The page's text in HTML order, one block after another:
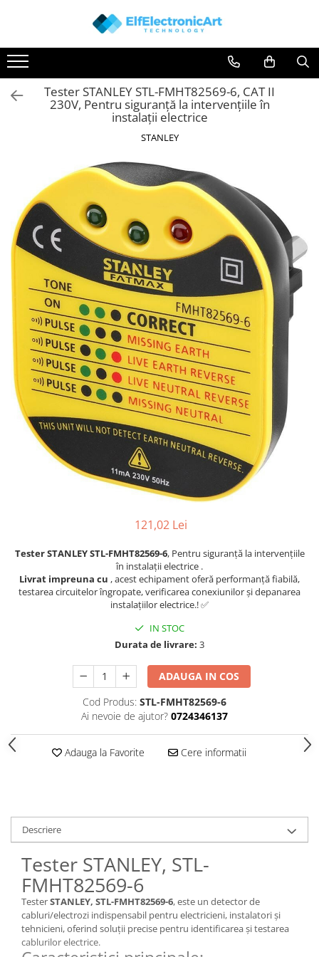
Toate Produsele
Audio
Auto
Instrumente de masura si control
Scule Atelier
Surse de alimentare
Termometre
Testere
Osciloscoape
Accesorii
Osciloscoape AXIOMET
Osciloscoape B&K PRECISION
Osciloscoape FLUKE
Osciloscoape GW INSTEK
Osciloscoape HANTEK
Osciloscoape KEYSIGHT
Osciloscoape OWON
Osciloscoape Peaktech
Osciloscoape ROHDE & SCHWARZ
Tester STANLEY STL-FMHT82569-6, CAT II
230V, Pentru siguranță la intervențiile în
instalații electrice
STANLEY
121,02 Lei
Tester STANLEY STL-FMHT82569-6, Pentru siguranță la intervențiile
în instalații electrice .
Livrat impreuna cu , acest echipament oferă performanță fiabilă,
testarea circuitelor îngropate, verificarea conexiunilor și depanarea
instalațiilor electrice.! ✅
IN STOC
Durata de livrare: 3
ADAUGA IN COS
Cod Produs: STL-FMHT82569-6
Ai nevoie de ajutor? 0724346137
Adauga la Favorite Cere informatii
Descriere
Tester STANLEY, STL-
FMHT82569-6
TesterSTANLEY, STL-FMHT82569-6, este un detector de
cabluri/electrozi indispensabil pentru electricieni, instalatori și
tehnicieni, oferind soluții precise pentru identificarea și testarea
cablurilor electrice.